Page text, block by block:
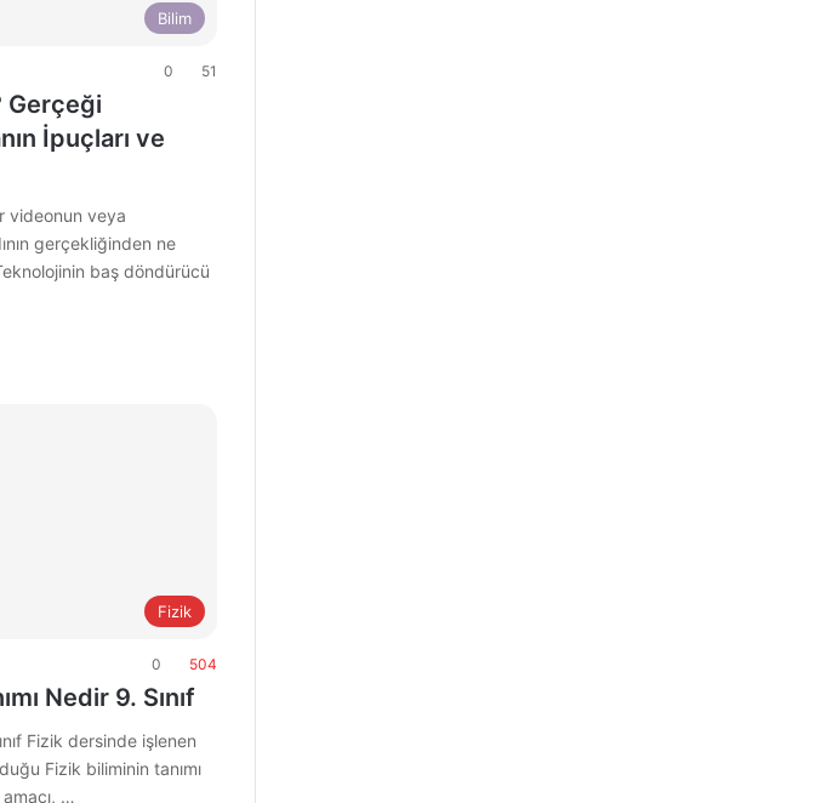
Bilim
0 51
Gerçeği
İpuçları ve
videonun veya
gerçekliğinden ne
baş döndürücü
Fizik
0 504
Nedir 9. Sınıf
Fizik dersinde işlenen
Fizik biliminin tanımı
…